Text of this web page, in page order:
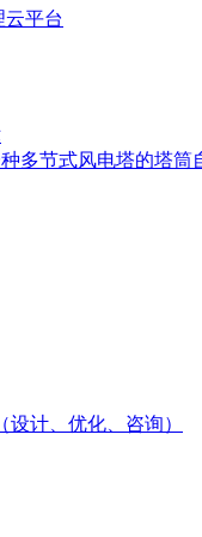
平台
多节式风电塔的塔筒
计、优化、咨询）